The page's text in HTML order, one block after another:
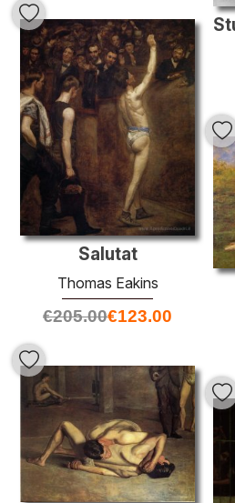
Salutat
Thomas Eakins
€205.00€123.00